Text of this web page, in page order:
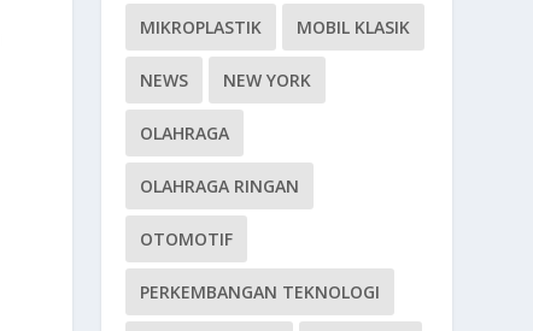
MIKROPLASTIK MOBIL KLASIK
NEWS NEW YORK
OLAHRAGA
OLAHRAGA RINGAN
OTOMOTIF
PERKEMBANGAN TEKNOLOGI